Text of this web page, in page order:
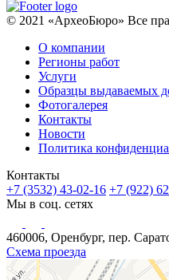
© 2021 «АрхеоБюро» Все
О компании
Регионы работ
Услуги
Образцы выдаваемых
Фотогалерея
Контакты
Новости
Политика
Контакты
+7 (3532) 43-02-16 +7 (922)
Мы в соц. сетях
460006, Оренбург, пер.
Схема проезда